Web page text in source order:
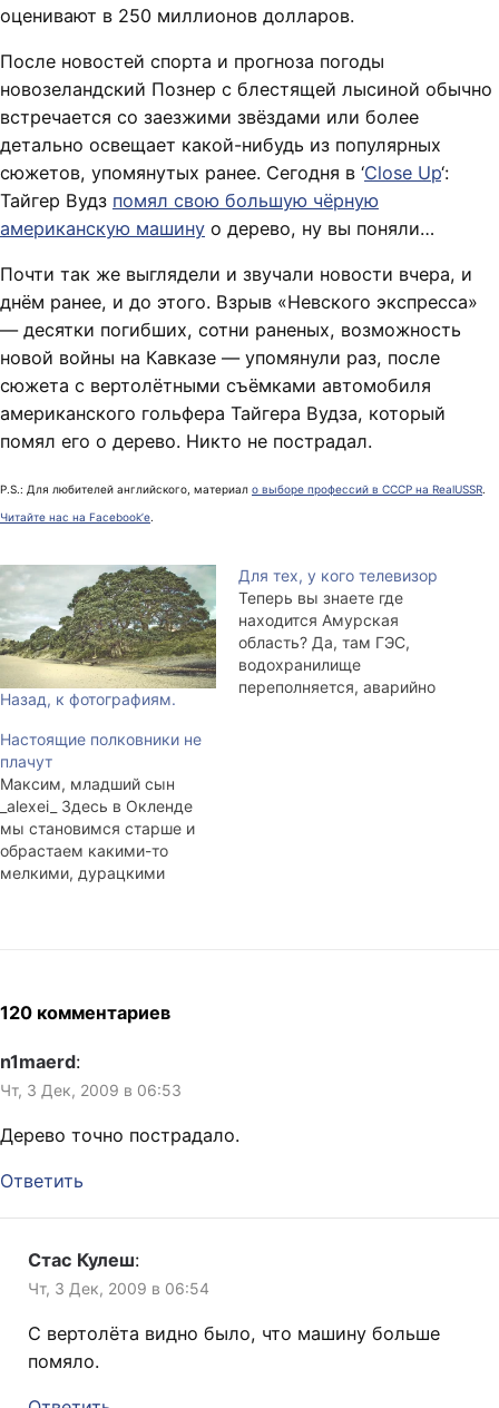
оценивают в 250 миллионов долларов.
После новостей спорта и прогноза погоды
новозеландский Познер с блестящей лысиной обычно
встречается со заезжими звёздами или более
детально освещает какой-нибудь из популярных
сюжетов, упомянутых ранее. Сегодня в ‘Close Up‘:
Тайгер Вудз помял свою большую чёрную
американскую машину о дерево, ну вы поняли…
Почти так же выглядели и звучали новости вчера, и
днём ранее, и до этого. Взрыв «Невского экспресса»
— десятки погибших, сотни раненых, возможность
новой войны на Кавказе — упомянули раз, после
сюжета с вертолётными съёмками автомобиля
американского гольфера Тайгера Вудза, который
помял его о дерево. Никто не пострадал.
P.S.: Для любителей английского, материал о выборе профессий в СССР на RealUSSR.
Читайте нас на Facebook’е.
Назад, к фотографиям.
Для тех, у кого телевизор
Теперь вы знаете где
находится Амурская
область? Да, там ГЭС,
водохранилище
переполняется, аварийно
Настоящие полковники не
плачут
Максим, младший сын
_alexei_ Здесь в Окленде
мы становимся старше и
обрастаем какими-то
мелкими, дурацкими
Кажется, что дел было
выше крыши. В детстве я
много читал, играл на
гитаре, на…
120 комментариев
n1maerd:
Чт, 3 Дек, 2009 в 06:53
Дерево точно пострадало.
Ответить
Стас Кулеш:
Чт, 3 Дек, 2009 в 06:54
С вертолёта видно было, что машину больше
помяло.